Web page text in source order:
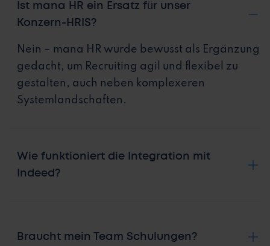
Ist mana HR ein Ersatz für unser
Konzern-HRIS?
Nein – mana HR wurde bewusst als Ergänzung
gedacht, um Recruiting agil und flexibel zu
gestalten, auch neben komplexeren
Systemlandschaften.
Wie funktioniert die Integration mit
Indeed?
Braucht mein Team Schulungen?